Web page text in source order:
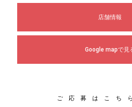
店舗情報
Google mapで見
ご応募はこち